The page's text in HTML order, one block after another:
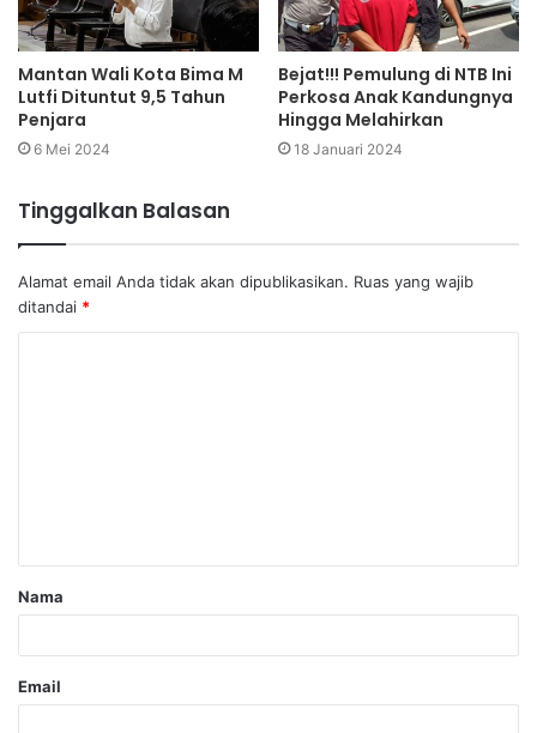
Mantan Wali Kota Bima M
Lutfi Dituntut 9,5 Tahun
Penjara
6 Mei 2024
Bejat!!! Pemulung di NTB Ini
Perkosa Anak Kandungnya
Hingga Melahirkan
18 Januari 2024
Tinggalkan Balasan
Alamat email Anda tidak akan dipublikasikan. Ruas yang wajib
ditandai *
Nama
Email